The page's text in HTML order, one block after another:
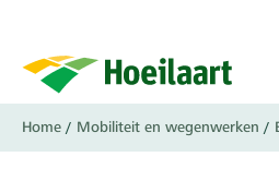
naar
inhoud
gaan
Kruimelpad
Home Mobiliteit en wegenwerken